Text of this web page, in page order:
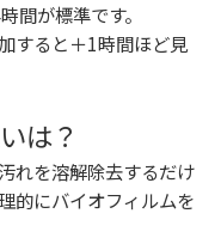
間が標準です。
すると＋1時間ほど見
は？
れを溶解除去するだけ
的にバイオフィルムを